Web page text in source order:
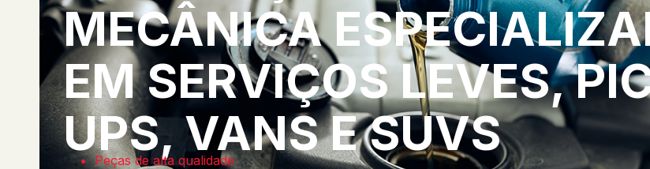
MECÂNICA
EM SERVIÇOS LEVES,
UPS, VANS E SUVS
Peças de alta qualidade